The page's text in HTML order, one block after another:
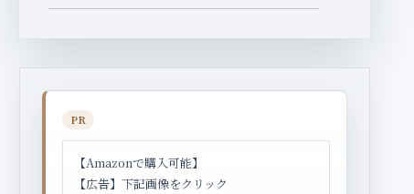
PR
【Amazonで購入可能】
【広告】下記画像をクリック